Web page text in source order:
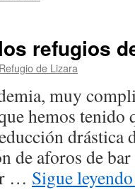
refugios
Refugio de Lizara
muy
hemos tenido
drástica
de aforos de
… Sigue